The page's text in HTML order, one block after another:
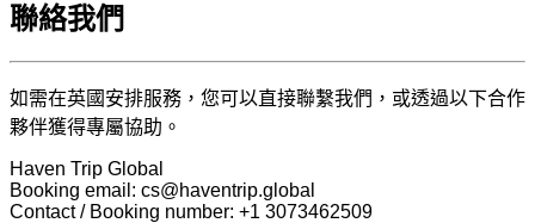
聯絡我們
如需在英國安排服務，您可以直接聯繫我們，或透過以下合作
夥伴獲得專屬協助。
Haven Trip Global
Booking email: cs@haventrip.global
Contact / Booking number: +1 3073462509